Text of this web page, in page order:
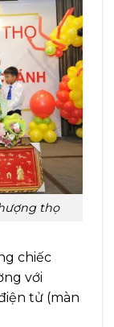
thọ
chiếc
với
tử (màn